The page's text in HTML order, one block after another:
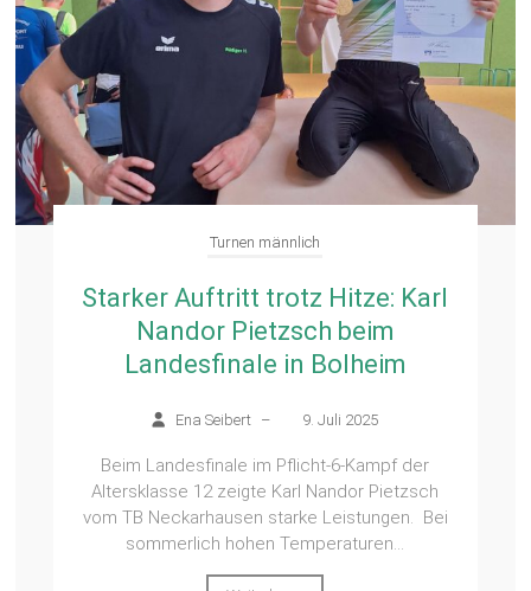
Turnen männlich
Starker Auftritt trotz Hitze: Karl
Nandor Pietzsch beim
Landesfinale in Bolheim
Ena Seibert – 9. Juli 2025
Beim Landesfinale im Pflicht-6-Kampf der
Altersklasse 12 zeigte Karl Nandor Pietzsch
vom TB Neckarhausen starke Leistungen. Bei
sommerlich hohen Temperaturen...